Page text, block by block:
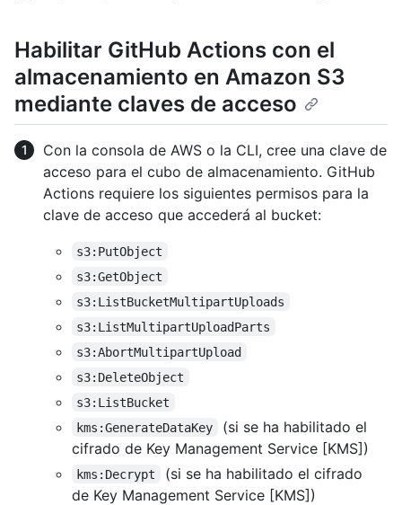
Habilitar GitHub Actions con el
almacenamiento en Amazon S3
mediante claves de acceso
Con la consola de AWS o la CLI, cree una clave de
acceso para el cubo de almacenamiento. GitHub
Actions requiere los siguientes permisos para la
clave de acceso que accederá al bucket:
s3:PutObject
s3:GetObject
s3:ListBucketMultipartUploads
s3:ListMultipartUploadParts
s3:AbortMultipartUpload
s3:DeleteObject
s3:ListBucket
kms:GenerateDataKey
(si se ha habilitado el
cifrado de Key Management Service [KMS])
kms:Decrypt
(si se ha habilitado el cifrado
de Key Management Service [KMS])